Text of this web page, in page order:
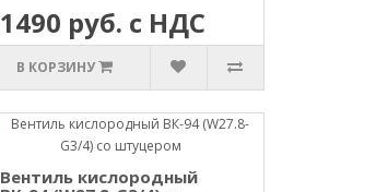
1490 руб. с НДС
В КОРЗИНУ
Вентиль кислородный